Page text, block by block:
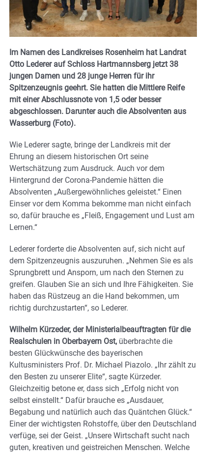
Im Namen des Landkreises Rosenheim hat Landrat
Otto Lederer auf Schloss Hartmannsberg jetzt 38
jungen Damen und 28 junge Herren für ihr
Spitzenzeugnis geehrt. Sie hatten die Mittlere Reife
mit einer Abschlussnote von 1,5 oder besser
abgeschlossen. Darunter auch die Absolventen aus
Wasserburg (Foto).
Wie Lederer sagte, bringe der Landkreis mit der
Ehrung an diesem historischen Ort seine
Wertschätzung zum Ausdruck. Auch vor dem
Hintergrund der Corona-Pandemie hätten die
Absolventen „Außergewöhnliches geleistet.“ Einen
Einser vor dem Komma bekomme man nicht einfach
so, dafür brauche es „Fleiß, Engagement und Lust am
Lernen.“
Lederer forderte die Absolventen auf, sich nicht auf
dem Spitzenzeugnis auszuruhen. „Nehmen Sie es als
Sprungbrett und Ansporn, um nach den Sternen zu
greifen. Glauben Sie an sich und Ihre Fähigkeiten. Sie
haben das Rüstzeug an die Hand bekommen, um
richtig durchzustarten“, so Lederer.
Wilhelm Kürzeder, der Ministerialbeauftragten für die
Realschulen in Oberbayern Ost, überbrachte die
besten Glückwünsche des bayerischen
Kultusministers Prof. Dr. Michael Piazolo. „Ihr zählt zu
den Besten zu unserer Elite“, sagte Kürzeder.
Gleichzeitig betone er, dass sich „Erfolg nicht von
selbst einstellt.“ Dafür brauche es „Ausdauer,
Begabung und natürlich auch das Quäntchen Glück.“
Einer der wichtigsten Rohstoffe, über den Deutschland
verfüge, sei der Geist. „Unsere Wirtschaft sucht nach
guten, kreativen und geistreichen Menschen. Welche